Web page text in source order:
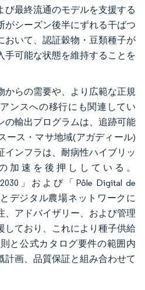
び最終流通のモデルを支援する
がシーズン後半にずれる干ばつ
おいて、認証穀物・豆類種子が
手可能な状態を維持することを
からの需要や、より広範な正規
ンスへの移行にも関連してい
の輸出プログラムは、追跡可能
ース・マサ地域(アガディール)
インフラは、耐病性ハイブリッ
加速を後押ししている。
2030」および「Pôle Digital de
デジタル農場ネットワークに
、アドバイザリー、および管理
しており、これにより種子供給
と公式カタログ要件の範囲内
計画、品質保証と組み合わせて